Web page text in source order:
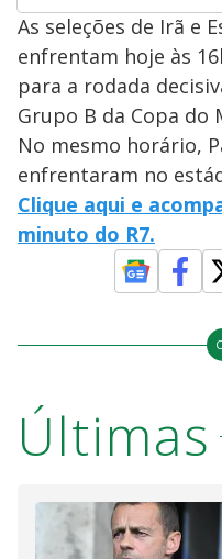
As seleções de Irã e
enfrentam hoje às
para a rodada
Grupo B da Copa do
No mesmo horário,
enfrentaram no
Clique aqui e
minuto do R7.
Últimas